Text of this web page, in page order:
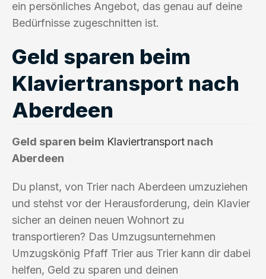
ein persönliches Angebot, das genau auf deine
Bedürfnisse zugeschnitten ist.
Geld sparen beim
Klaviertransport nach
Aberdeen
Geld sparen beim Klaviertransport nach
Aberdeen
Du planst, von Trier nach Aberdeen umzuziehen
und stehst vor der Herausforderung, dein Klavier
sicher an deinen neuen Wohnort zu
transportieren? Das Umzugsunternehmen
Umzugskönig Pfaff Trier aus Trier kann dir dabei
helfen, Geld zu sparen und deinen